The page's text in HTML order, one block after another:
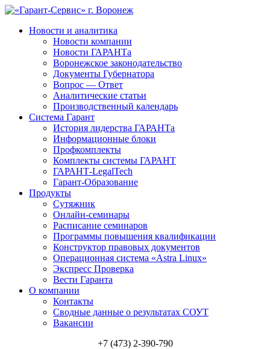
Новости и аналитика
Новости компании
Новости ГАРАНТа
Воронежское законодательство
Документы Губернатора
Вопрос — Ответ
Аналитические статьи
Производственный календарь
Система Гарант
История лидерства ГАРАНТа
Информационные блоки
Профкомплекты
Комплекты системы ГАРАНТ
ГАРАНТ-LegalTech
Гарант-Образование
Продукты
Сутяжник
Онлайн-семинары
Расписание семинаров
Программы повышения квалификации
Конструктор правовых документов
Операционная система «Astra Linux»
Экспресс Проверка
Вести Гаранта
О компании
Контакты
Сводные данные о результатах СОУТ
Вакансии
+7 (473) 2-390-790